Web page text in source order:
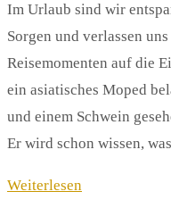
Im Urlaub sind wir
Sorgen und verlassen
Reisemomenten auf die
ein asiatisches Moped
und einem Schwein
Er wird schon wissen,
Weiterlesen